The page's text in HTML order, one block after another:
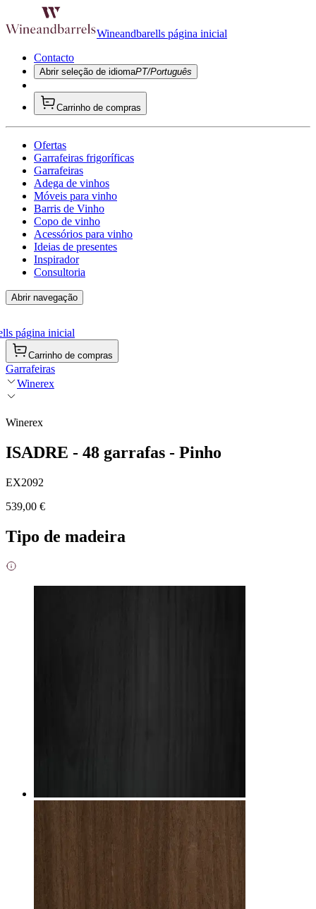
Wineandbarells página inicial
Contacto
Abrir seleção de idiomaPT/Português
Carrinho de compras
Ofertas
Garrafeiras frigoríficas
Garrafeiras
Adega de vinhos
Móveis para vinho
Barris de Vinho
Copo de vinho
Acessórios para vinho
Ideias de presentes
Inspirador
Consultoria
Abrir navegação
página inicial
Carrinho de compras
Garrafeiras
Winerex
Winerex
ISADRE - 48 garrafas - Pinho
EX2092
539,00 €
Tipo de madeira